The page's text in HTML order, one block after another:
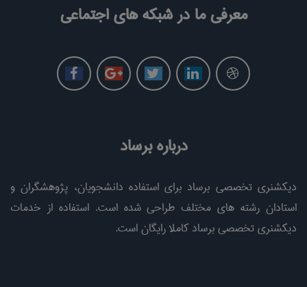
معرفی ما در شبکه های اجتماعی
درباره برساد
دیکشنری تخصصی برساد برای استفاده دانشجویان، پژوهشگران و
استادان رشته های مختلف طراحی شده است. استفاده از خدمات
دیکشنری تخصصی برساد کاملا رایگان است.